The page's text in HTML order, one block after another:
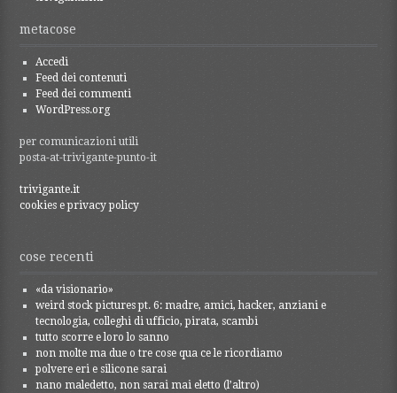
metacose
Accedi
Feed dei contenuti
Feed dei commenti
WordPress.org
per comunicazioni utili
posta-at-trivigante-punto-it
trivigante.it
cookies e privacy policy
cose recenti
«da visionario»
weird stock pictures pt. 6: madre, amici, hacker, anziani e
tecnologia, colleghi di ufficio, pirata, scambi
tutto scorre e loro lo sanno
non molte ma due o tre cose qua ce le ricordiamo
polvere eri e silicone sarai
nano maledetto, non sarai mai eletto (l’altro)